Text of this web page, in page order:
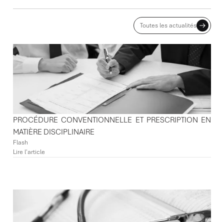
ACTUALITES ASSOCIÉES
Toutes les actualités
PROCÉDURE CONVENTIONNELLE ET PRESCRIPTION EN
MATIÈRE DISCIPLINAIRE
Flash
Lire l'article